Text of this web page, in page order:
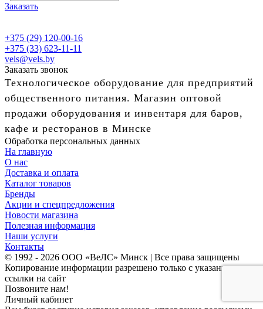
Заказать
+375 (29) 120-00-16
+375 (33) 623-11-11
vels@vels.by
Заказать звонок
Технологическое оборудование для предприятий
общественного питания. Магазин оптовой
продажи оборудования и инвентаря для баров,
кафе и ресторанов в Минске
Обработка персональных данных
На главную
О нас
Доставка и оплата
Каталог товаров
Бренды
Акции и спецпредложения
Новости магазина
Полезная информация
Наши услуги
Контакты
© 1992 - 2026 ООО «ВеЛС» Минск | Все права защищены
Копирование информации разрешено только с указанием
ссылки на сайт
Позвоните нам!
Личный кабинет